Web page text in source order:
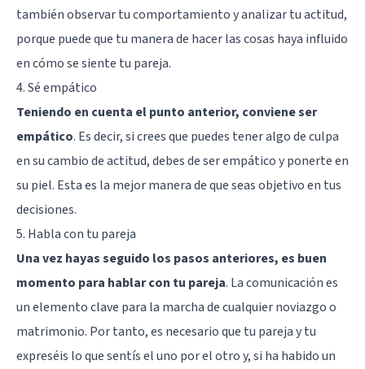
también observar tu comportamiento y analizar tu actitud,
porque puede que tu manera de hacer las cosas haya influido
en cómo se siente tu pareja.
4. Sé empático
Teniendo en cuenta el punto anterior, conviene ser
empático. Es decir, si crees que puedes tener algo de culpa
en su cambio de actitud, debes de ser empático y ponerte en
su piel. Esta es la mejor manera de que seas objetivo en tus
decisiones.
5. Habla con tu pareja
Una vez hayas seguido los pasos anteriores, es buen
momento para hablar con tu pareja. La comunicación es
un elemento clave para la marcha de cualquier noviazgo o
matrimonio. Por tanto, es necesario que tu pareja y tu
expreséis lo que sentís el uno por el otro y, si ha habido un